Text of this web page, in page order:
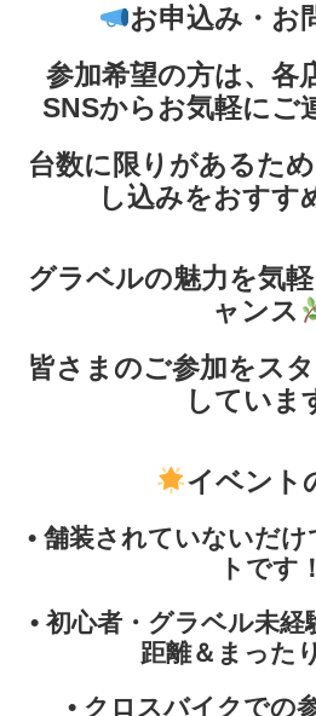
お申込み・お
参加希望の方は、各
SNSからお気軽にご
台数に限りがあるた
し込みをおすす
グラベルの魅力を気
ャンス
皆さまのご参加をス
していま
イベント
• 舗装されていないだけ
ト です！
• 初心者・グラベル未経
距離＆まった
• クロスバイクでの